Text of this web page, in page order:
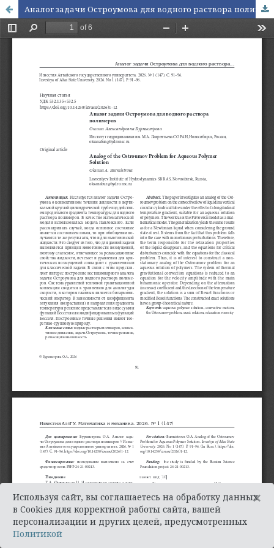
Аналог задачи Остроумова для водного раствора полимеров
Используя сайт, вы соглашаетесь на обработку данных
в Cookies для корректной работы сайта, вашей
персонализации и других целей, предусмотренных
Политикой
×